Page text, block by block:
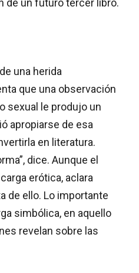
de un futuro tercer libro.
una herida
que una observación
sexual le produjo un
apropiarse de esa
en literatura.
dice. Aunque el
erótica, aclara
de ello. Lo importante
simbólica, en aquello
revelan sobre las